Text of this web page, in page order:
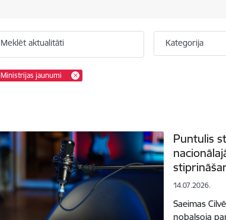
Meklēt aktualitāti Kategorija
Ministrijas jaunumi
Puntulis
14.07.2026.
Saeimas
nobalsoja